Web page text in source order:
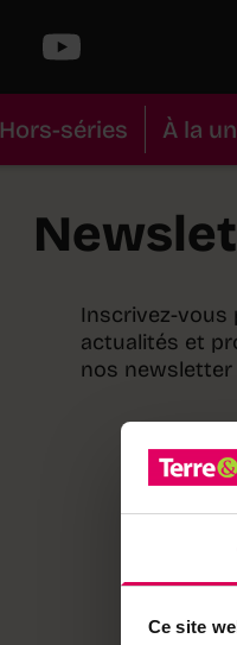
Ce site
Hors-séries À la
Inscrivez-vous
actualités et
nos newsletter
*»
Email